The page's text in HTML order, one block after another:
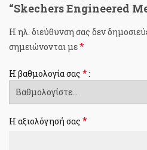
“Skechers Engineered
Η ηλ. διεύθυνση σας δεν
σημειώνονται με*
Η βαθμολογία σας *
Η αξιολόγησή σας *